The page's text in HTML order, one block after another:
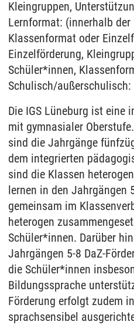
Kleingruppen,
Lernformat: (innerhalb
Klassenformat oder
Einzelförderung,
Schüler*innen,
Schulisch/
Die IGS Lüneburg ist eine
mit gymnasialer
sind die Jahrgänge
dem integrierten
sind die Klassen
lernen in den Jahrgängen
gemeinsam im
heterogen
Schüler*innen. Darüber
Jahrgängen 5-8 DaZ-
die Schüler*innen
Bildungssprache
Förderung erfolgt zudem
sprachsensibel